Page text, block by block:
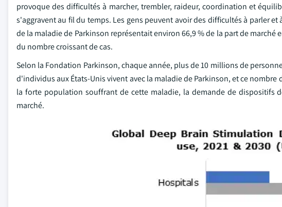
provoque des difficultés à marcher, trembler, raideur, coordination et
s'aggravent au fil du temps. Les gens peuvent avoir des difficultés à parler
de la maladie de Parkinson représentait environ 66,9 % de la part de
du nombre croissant de cas.
Selon la Fondation Parkinson, chaque année, plus de 10 millions de
d'individus aux États-Unis vivent avec la maladie de Parkinson, et ce
la forte population souffrant de cette maladie, la demande de dispositifs
marché.